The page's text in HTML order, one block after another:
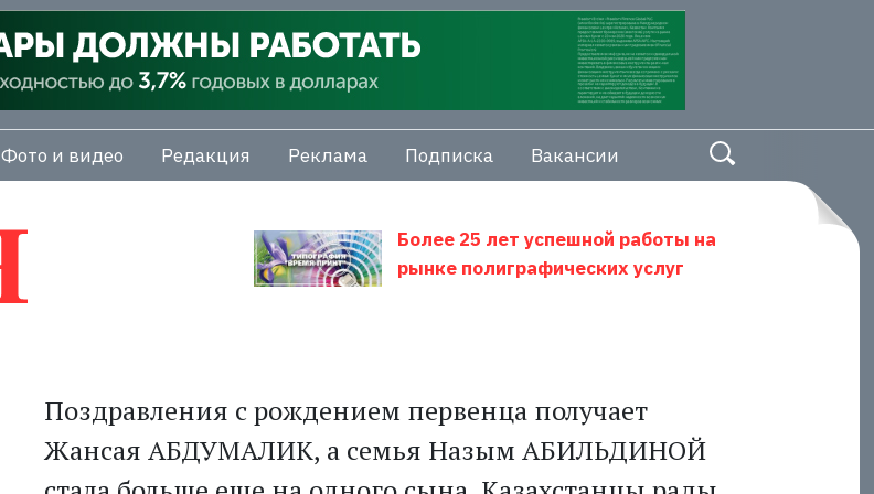
Фото и видео Редакция Реклама Подписка Вакансии
Более 25 лет успешной работы на
рынке полиграфических услуг
Поздравления с рождением первенца получает
Жансая АБДУМАЛИК, а семья Назым АБИЛЬДИНОЙ